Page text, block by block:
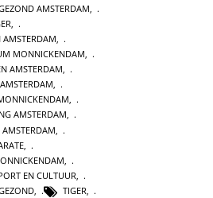
AMSTERDAM,
,
AMSTERDAM,
MONNICKENDAM,
AMSTERDAM,
,
,
AMSTERDAM,
AMSTERDAM
EN CULTUUR
TIGER